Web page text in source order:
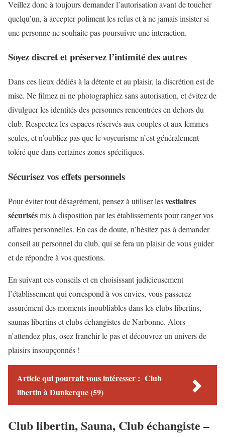
Veillez donc à toujours demander l’autorisation avant de toucher
quelqu’un, à accepter poliment les refus et à ne jamais insister si
une personne ne souhaite pas poursuivre une interaction.
Soyez discret et préservez l’intimité des autres
Dans ces lieux dédiés à la détente et au plaisir, la discrétion est de
mise. Ne filmez ni ne photographiez sans autorisation, et évitez de
divulguer les identités des personnes rencontrées en dehors du
club. Respectez les espaces réservés aux couples et aux femmes
seules, et n’oubliez pas que le voyeurisme n’est généralement
toléré que dans certaines zones spécifiques.
Sécurisez vos effets personnels
Pour éviter tout désagrément, pensez à utiliser lesvestiaires
sécurisésmis à disposition par les établissements pour ranger vos
affaires personnelles. En cas de doute, n’hésitez pas à demander
conseil au personnel du club, qui se fera un plaisir de vous guider
et de répondre à vos questions.
En suivant ces conseils et en choisissant judicieusement
l’établissement qui correspond à vos envies, vous passerez
assurément des moments inoubliables dans les clubs libertins,
saunas libertins et clubs échangistes de Narbonne. Alors
n’attendez plus, osez franchir le pas et découvrez un univers de
plaisirs insoupçonnés !
Article qui pourrait vous intéresser : Club
libertin à Dunkerque (59)
Club libertin, Sauna, Club échangiste –